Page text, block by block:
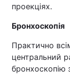
проекціях.
Бронхоскопія
Практично
центральний
бронхоскопію